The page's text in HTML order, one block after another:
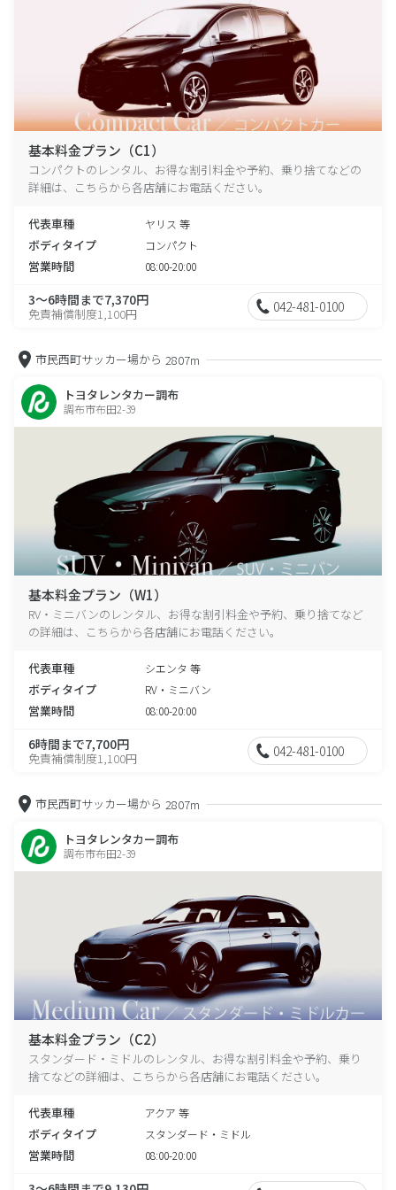
基本料金プラン（C1）
コンパクトのレンタル、お得な割引料金や予約、乗り捨てなどの
詳細は、こちらから各店舗にお電話ください。
代表車種 ヤリス 等
ボディタイプ コンパクト
営業時間 08:00-20:00
3～6時間まで7,370円
免責補償制度1,100円 042-481-0100
市民西町サッカー場から 2807m
トヨタレンタカー調布
調布市布田2-39
基本料金プラン（W1）
RV・ミニバンのレンタル、お得な割引料金や予約、乗り捨てなど
の詳細は、こちらから各店舗にお電話ください。
代表車種 シエンタ 等
ボディタイプ RV・ミニバン
営業時間 08:00-20:00
6時間まで7,700円
免責補償制度1,100円 042-481-0100
市民西町サッカー場から 2807m
トヨタレンタカー調布
調布市布田2-39
基本料金プラン（C2）
スタンダード・ミドルのレンタル、お得な割引料金や予約、乗り
捨てなどの詳細は、こちらから各店舗にお電話ください。
代表車種 アクア 等
ボディタイプ スタンダード・ミドル
営業時間 08:00-20:00